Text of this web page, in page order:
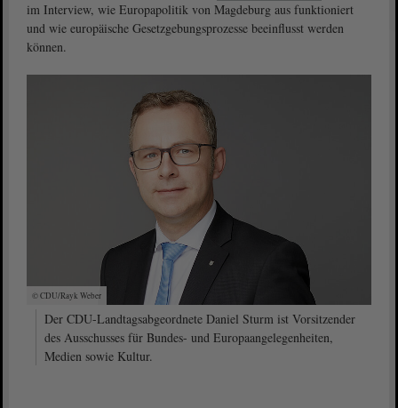
im Interview, wie Europapolitik von Magdeburg aus funktioniert
und wie europäische Gesetzgebungsprozesse beeinflusst werden
können.
© CDU/Rayk Weber
Der CDU-Landtagsabgeordnete Daniel Sturm ist Vorsitzender
des Ausschusses für Bundes- und Europaangelegenheiten,
Medien sowie Kultur.